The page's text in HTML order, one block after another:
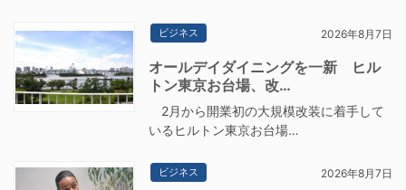
ビジネス 2026年8月7日
オールデイダイニングを一新 ヒル
トン東京お台場、改…
2月から開業初の大規模改装に着手して
いるヒルトン東京お台場…
ビジネス 2026年8月7日